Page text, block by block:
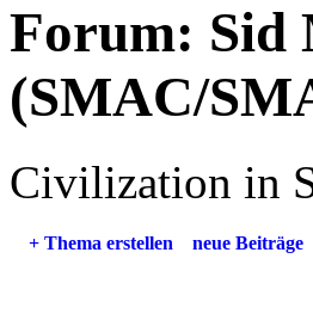
Forum: Sid
(SMAC/
Civilization in
+ Thema erstellen neue Beiträge